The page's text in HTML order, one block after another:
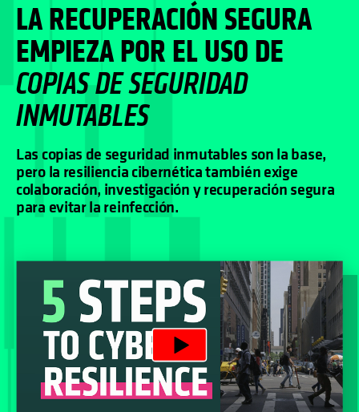
LA RECUPERACIÓN SEGURA
EMPIEZA POR EL USO DE
COPIAS DE SEGURIDAD
INMUTABLES
Las copias de seguridad inmutables son la base,
pero la resiliencia cibernética también exige
colaboración, investigación y recuperación segura
para evitar la reinfección.